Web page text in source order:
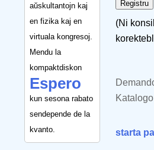
aŭskultantojn kaj
en fizika kaj en
virtuala kongresoj.
Mendu la
kompaktdiskon
Espero
kun sesona rabato
sendepende de la
kvanto.
(Ni
starta